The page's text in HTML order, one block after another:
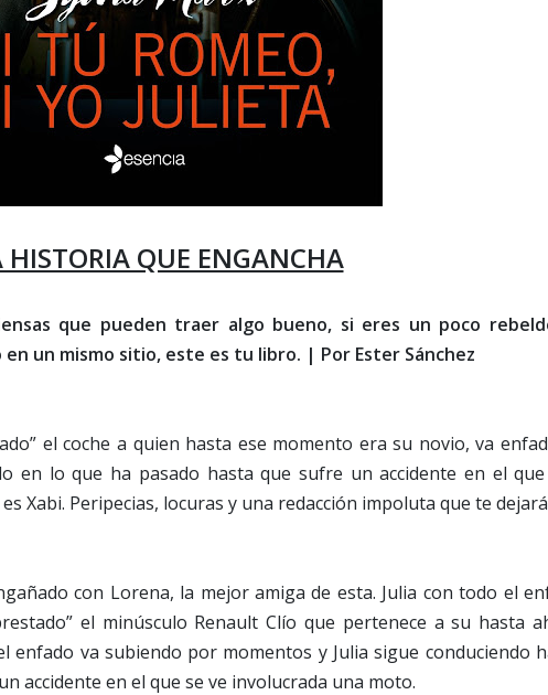
HISTORIA QUE ENGANCHA
que pueden traer algo bueno, si eres un poco
un mismo sitio, este es tu libro. | Por Ester Sánchez
el coche a quien hasta ese momento era su novio, va
en lo que ha pasado hasta que sufre un accidente en el
Xabi. Peripecias, locuras y una redacción impoluta que te
con Lorena, la mejor amiga de esta. Julia con todo el
el minúsculo Renault Clío que pertenece a su hasta
enfado va subiendo por momentos y Julia sigue conduciendo
accidente en el que se ve involucrada una moto.